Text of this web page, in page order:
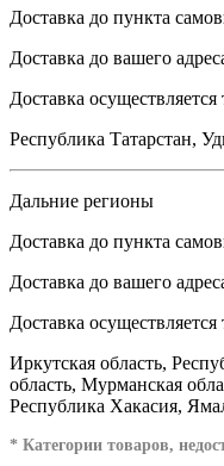
Доставка до пункта
Доставка до вашего
Доставка
Республика Татарстан,
Дальние регионы
Доставка до пункта
Доставка до вашего
Доставка
Иркутская область,
область, Мурманская
Республика Хакасия,
* Категории товаров,